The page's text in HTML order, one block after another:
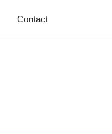
Contact